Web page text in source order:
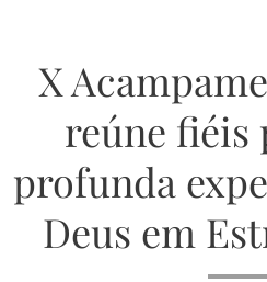
X
reúne fiéis
profunda
Deus em